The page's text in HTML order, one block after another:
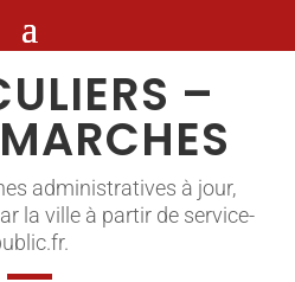
–
administratives à jour,
la ville à partir de service-